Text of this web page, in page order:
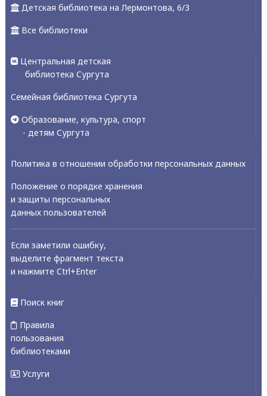
Детская библиотека на Лермонтова, 6/3
Все библиотеки
Центральная детская
библиотека Сургута
Семейная библиотека Сургута
Образование, культура, спорт
- детям Сургута
Политика в отношении обработки персональных данных
Положение о порядке хранения
и защиты персональных
данных пользователей
Если заметили ошибку,
выделите фрагмент текста
и нажмите Ctrl+Enter
Поиск книг
Правила
пользования
библиотеками
Услуги